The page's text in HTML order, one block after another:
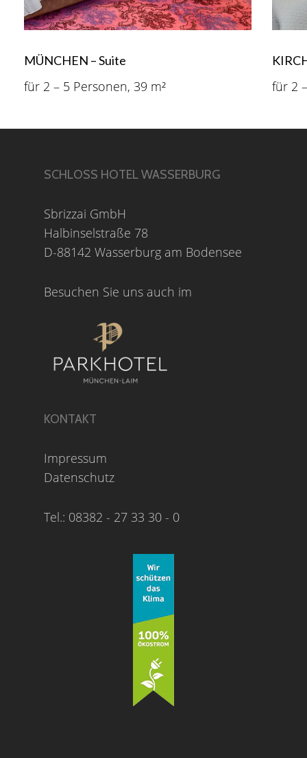
MÜNCHEN – Suite
für 2 – 5 Personen, 39 m² für 2
SCHLOSS HOTEL WASSERBURG
Sbrizzai GmbH
Halbinselstraße 78
D-88142 Wasserburg am Bodensee
Besuchen Sie uns auch im
KONTAKT
Impressum
Datenschutz
Tel.: 08382 - 27 33 30 - 0